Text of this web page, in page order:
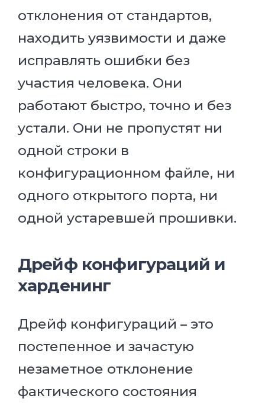
отклонения от стандартов,
находить уязвимости и даже
исправлять ошибки без
участия человека. Они
работают быстро, точно и без
устали. Они не пропустят ни
одной строки в
конфигурационном файле, ни
одного открытого порта, ни
одной устаревшей прошивки.
Дрейф конфигураций и
харденинг
Дрейф конфигураций – это
постепенное и зачастую
незаметное отклонение
фактического состояния